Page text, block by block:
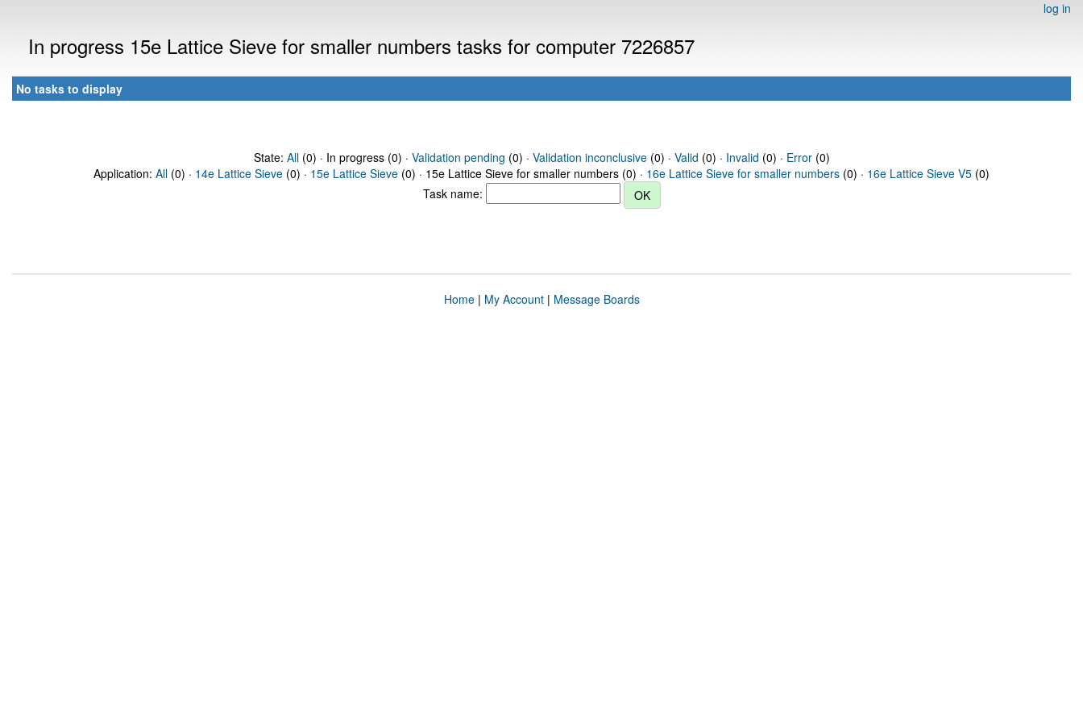
log in
In progress 15e Lattice Sieve for smaller numbers tasks for computer 7226857
No tasks to display
State: All(0) · In progress (0) · Validation pending (0) · Validation inconclusive(0) · Valid (0) · Invalid (0) · Error(0)
Application: All (0) · 14e Lattice Sieve (0) · 15e Lattice Sieve (0) · 15e Lattice Sieve for smaller numbers (0) · 16e Lattice Sieve for smaller numbers (0) · 16e Lattice Sieve V5 (0)
Task name:
Home| My Account| Message Boards